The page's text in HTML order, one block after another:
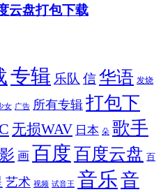
云盘打包下载
专辑 乐队 信华语 发烧
女 广告 所有专辑 打包下
无损WAV 日本 朵 歌手
画 百度百度云盘 百
艺术 视频 试音王 音乐音